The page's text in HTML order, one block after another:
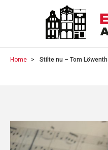
Home Stilte nu – Tom